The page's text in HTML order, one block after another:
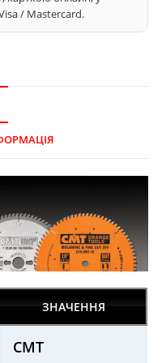
/ Mastercard.
ЗНАЧЕННЯ
CMT